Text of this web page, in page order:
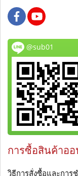
@sub01
การซื้อสินค้าอ
วิธีการสั่งซื้อและการช